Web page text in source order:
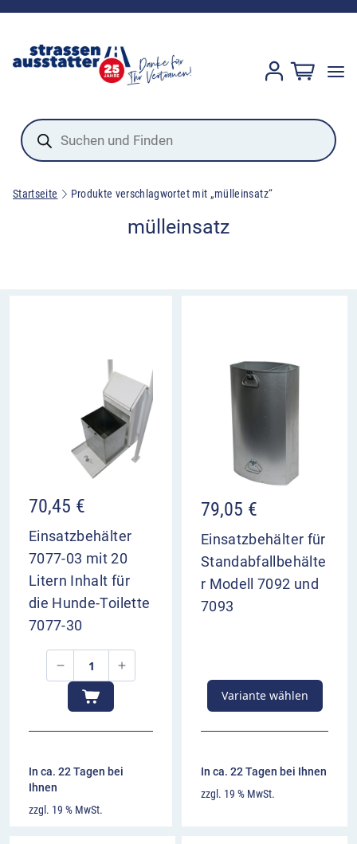
Products
search
Startseite Produkte verschlagwortet mit „mülleinsatz“
mülleinsatz
70,45 €
Einsatzbehälter
7077-03 mit 20
Litern Inhalt für
die Hunde-Toilette
7077-30
In ca. 22 Tagen bei
Ihnen
zzgl. 19 % MwSt.
79,05 €
Einsatzbehälter für
Standabfallbehälte
r Modell 7092 und
7093
Variante wählen
In ca. 22 Tagen bei Ihnen
zzgl. 19 % MwSt.